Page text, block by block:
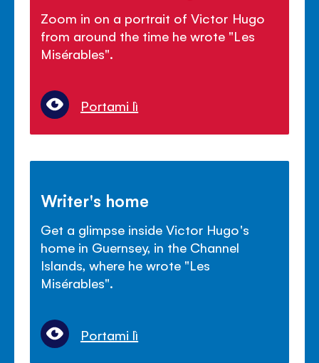
Zoom in on a portrait of Victor Hugo
from around the time he wrote "Les
Misérables".
Portami lì
Writer's home
Get a glimpse inside Victor Hugo's
home in Guernsey, in the Channel
Islands, where he wrote "Les
Misérables".
Portami lì